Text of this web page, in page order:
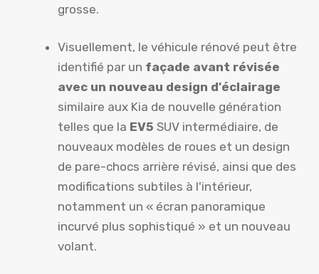
grosse.
Visuellement, le véhicule rénové peut être
identifié par un façade avant révisée
avec un nouveau design d'éclairage
similaire aux Kia de nouvelle génération
telles que la EV5 SUV intermédiaire, de
nouveaux modèles de roues et un design
de pare-chocs arrière révisé, ainsi que des
modifications subtiles à l'intérieur,
notamment un « écran panoramique
incurvé plus sophistiqué » et un nouveau
volant.